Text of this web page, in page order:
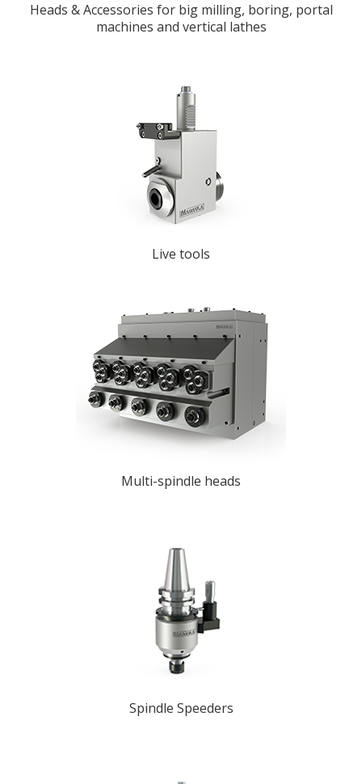
Heads & Accessories for big milling, boring, portal
machines and vertical lathes
Live tools
Multi-spindle heads
Spindle Speeders